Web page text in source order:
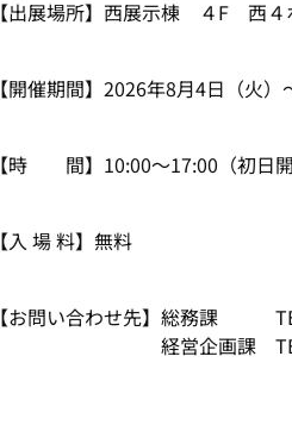
【出展場所】西展示棟 ４F 西
【開催期間】2026年8月4日（火
【時 間】10:00～17:00（初日開
【入 場 料】無料
【お問い合わせ先】総務課
経営企画課 TEL：